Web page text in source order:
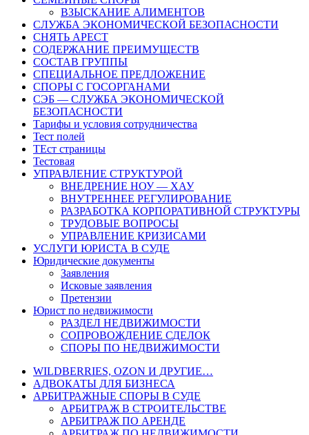
ВЗЫСКАНИЕ АЛИМЕНТОВ
СЛУЖБА ЭКОНОМИЧЕСКОЙ БЕЗОПАСНОСТИ
СНЯТЬ АРЕСТ
СОДЕРЖАНИЕ ПРЕИМУЩЕСТВ
СОСТАВ ГРУППЫ
СПЕЦИАЛЬНОЕ ПРЕДЛОЖЕНИЕ
СПОРЫ С ГОСОРГАНАМИ
СЭБ — СЛУЖБА ЭКОНОМИЧЕСКОЙ
БЕЗОПАСНОСТИ
Тарифы и условия сотрудничества
Тест полей
ТЕст страницы
Тестовая
УПРАВЛЕНИЕ СТРУКТУРОЙ
ВНЕДРЕНИЕ НОУ — ХАУ
ВНУТРЕННЕЕ РЕГУЛИРОВАНИЕ
РАЗРАБОТКА КОРПОРАТИВНОЙ СТРУКТУРЫ
ТРУДОВЫЕ ВОПРОСЫ
УПРАВЛЕНИЕ КРИЗИСАМИ
УСЛУГИ ЮРИСТА В СУДЕ
Юридические документы
Заявления
Исковые заявления
Претензии
Юрист по недвижимости
РАЗДЕЛ НЕДВИЖИМОСТИ
СОПРОВОЖДЕНИЕ СДЕЛОК
СПОРЫ ПО НЕДВИЖИМОСТИ
WILDBERRIES, OZON И ДРУГИЕ…
АДВОКАТЫ ДЛЯ БИЗНЕСА
АРБИТРАЖНЫЕ СПОРЫ В СУДЕ
АРБИТРАЖ В СТРОИТЕЛЬСТВЕ
АРБИТРАЖ ПО АРЕНДЕ